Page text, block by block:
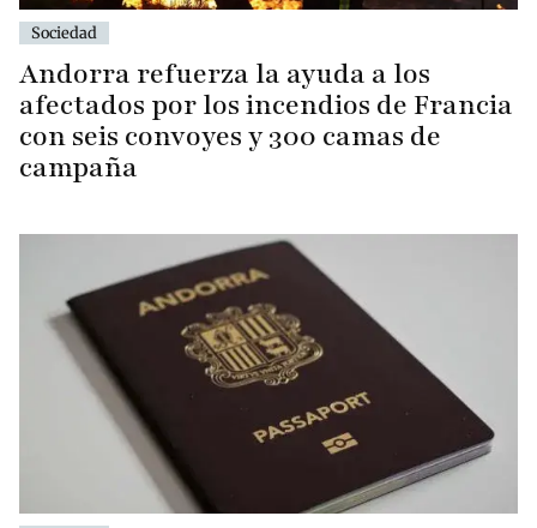
Sociedad
Andorra refuerza la ayuda a los
afectados por los incendios de Francia
con seis convoyes y 300 camas de
campaña